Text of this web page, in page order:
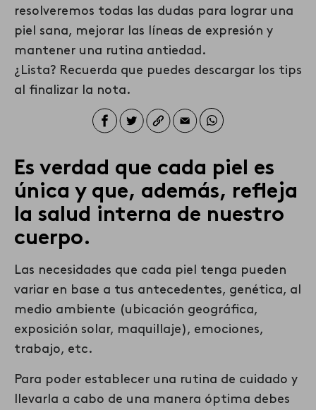
resolveremos todas las dudas para lograr una
piel sana, mejorar las líneas de expresión y
mantener una rutina antiedad.
¿Lista? Recuerda que puedes descargar los tips
al finalizar la nota.
Es verdad que cada piel es
única y que, además, refleja
la salud interna de nuestro
cuerpo.
Las necesidades que cada piel tenga pueden
variar en base a tus antecedentes, genética, al
medio ambiente (ubicación geográfica,
exposición solar, maquillaje), emociones,
trabajo, etc.
Para poder establecer una rutina de cuidado y
llevarla a cabo de una manera óptima debes